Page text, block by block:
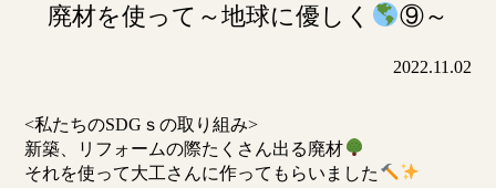
廃材を使って～地球に優しく ⑨～
2022.11.02
<私たちのSDGｓの取り組み>
新築、リフォームの際たくさん出る廃材
それを使って大工さんに作ってもらいました